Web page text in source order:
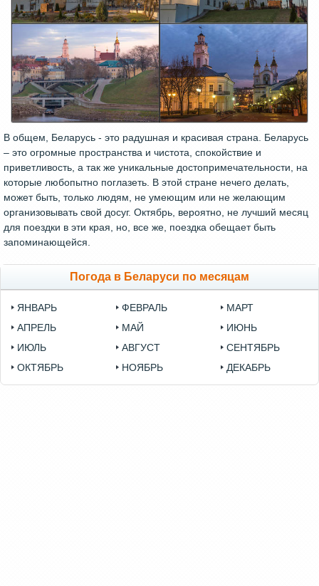
В общем, Беларусь - это радушная и красивая страна. Беларусь
– это огромные пространства и чистота, спокойствие и
приветливость, а так же уникальные достопримечательности, на
которые любопытно поглазеть. В этой стране нечего делать,
может быть, только людям, не умеющим или не желающим
организовывать свой досуг. Октябрь, вероятно, не лучший месяц
для поездки в эти края, но, все же, поездка обещает быть
запоминающейся.
Погода в Беларуси по месяцам
ЯНВАРЬ ФЕВРАЛЬ
МАРТ
АПРЕЛЬ
МАЙ
ИЮНЬ
ИЮЛЬ
АВГУСТ
СЕНТЯБРЬ
ОКТЯБРЬ
НОЯБРЬ ДЕКАБРЬ